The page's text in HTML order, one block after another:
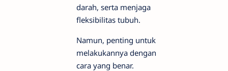
darah, serta menjaga
fleksibilitas tubuh.
Namun, penting untuk
melakukannya dengan
cara yang benar.